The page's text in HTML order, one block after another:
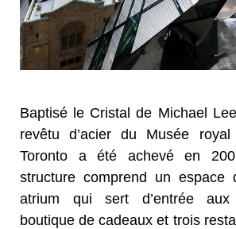
Baptisé le Cristal de Michael
revêtu d’acier du Musée
Toronto a été achevé en
structure comprend un espace
atrium qui sert d’entrée
boutique de cadeaux et trois